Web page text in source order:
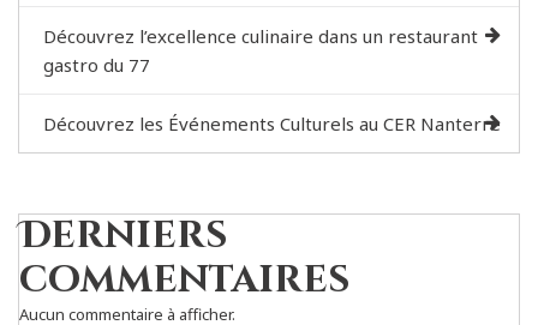
Découvrez l’excellence culinaire dans un restaurant
gastro du 77
Découvrez les Événements Culturels au CER Nanterre
Derniers
commentaires
Aucun commentaire à afficher.